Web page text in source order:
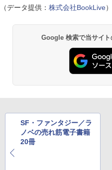
（データ提供： 株式会社BookLive）
Google 検索で当サイ
SF・ファンタジー／ラ
ノベの売れ筋電子書籍
20冊